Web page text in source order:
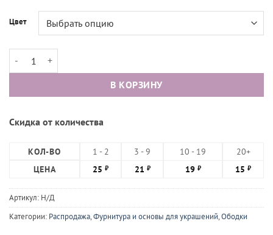
Цвет
Количество товара Ободок лакированный 5 мм
В КОРЗИНУ
Скидка от количества
КОЛ-ВО 1 - 2 3 - 9 10 - 19
20+
ЦЕНА
25 ₽ 21 ₽ 19 ₽ 15 ₽
Артикул: Н/Д
Категории: Распродажа,Фурнитура и основы для украшений,Ободки